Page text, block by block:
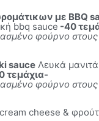
με BBQ
bbq sauce -40
φούρνο στους
sauce Λευκά
τεμάχια-
φούρνο στους
cheese &